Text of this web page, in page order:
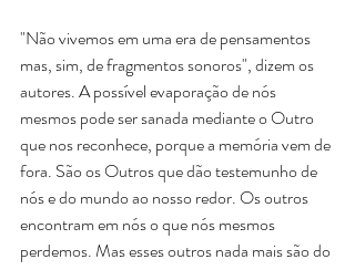
"Não vivemos em uma era de pensamentos
mas, sim, de fragmentos sonoros", dizem os
autores. A possível evaporação de nós
mesmos pode ser sanada mediante o Outro
que nos reconhece, porque a memória vem de
fora. São os Outros que dão testemunho de
nós e do mundo ao nosso redor. Os outros
encontram em nós o que nós mesmos
perdemos. Mas esses outros nada mais são do